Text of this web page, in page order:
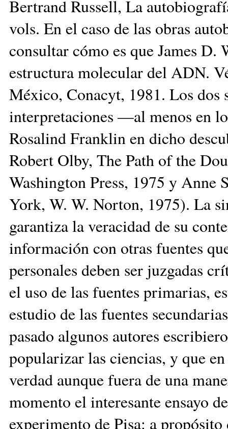
Bertrand Russell, La
vols. En el caso de las obras
consultar cómo es que James D.
estructura molecular del ADN.
México, Conacyt, 1981. Los dos
interpretaciones —al menos en
Rosalind Franklin en dicho
Robert Olby, The Path of the
Washington Press, 1975 y
York, W. W. Norton, 1975). La
garantiza la veracidad de su
información con otras fuentes
personales deben ser juzgadas
el uso de las fuentes primarias,
estudio de las fuentes
pasado algunos autores
popularizar las ciencias, y que
verdad aunque fuera de una
momento el interesante ensayo
experimento de Pisa: a